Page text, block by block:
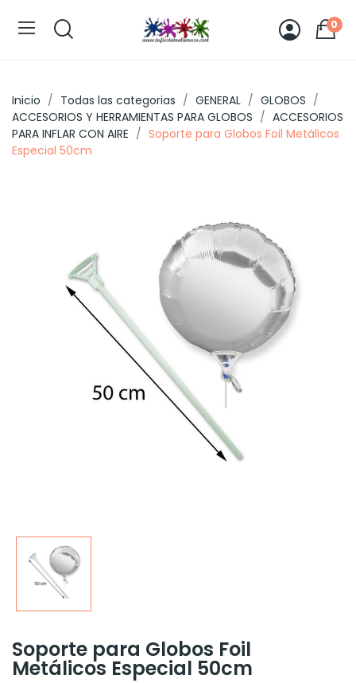
0
Inicio Todas las categorias GENERAL
GLOBOS
ACCESORIOS Y HERRAMIENTAS PARA GLOBOS
ACCESORIOS
PARA INFLAR CON AIRE
Soporte para Globos Foil Metálicos
Especial 50cm
Soporte para Globos Foil
Metálicos Especial 50cm